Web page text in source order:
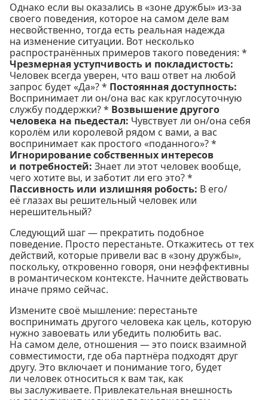
Однако если вы оказались в «зоне дружбы» из-за
своего поведения, которое на самом деле вам
несвойственно, тогда есть реальная надежда
на изменение ситуации. Вот несколько
распространённых примеров такого поведения: *
Чрезмерная уступчивость и покладистость:
Человек всегда уверен, что ваш ответ на любой
запрос будет «Да»? * Постоянная доступность:
Воспринимает ли он/она вас как круглосуточную
службу поддержки? * Возвышение другого
человека на пьедестал: Чувствует ли он/она себя
королём или королевой рядом с вами, а вас
воспринимает как простого «поданного»? *
Игнорирование собственных интересов
и потребностей: Знает ли этот человек вообще,
чего хотите вы, и заботит ли его это? *
Пассивность или излишняя робость: В его/
её глазах вы решительный человек или
нерешительный?
Следующий шаг — прекратить подобное
поведение. Просто перестаньте. Откажитесь от тех
действий, которые привели вас в «зону дружбы»,
поскольку, откровенно говоря, они неэффективны
в романтическом контексте. Начните действовать
иначе прямо сейчас.
Измените своё мышление: перестаньте
воспринимать другого человека как цель, которую
нужно завоевать или убедить полюбить вас.
На самом деле, отношения — это поиск взаимной
совместимости, где оба партнёра подходят друг
другу. Это включает и понимание того, будет
ли человек относиться к вам так, как
вы заслуживаете. Привлекательная внешность